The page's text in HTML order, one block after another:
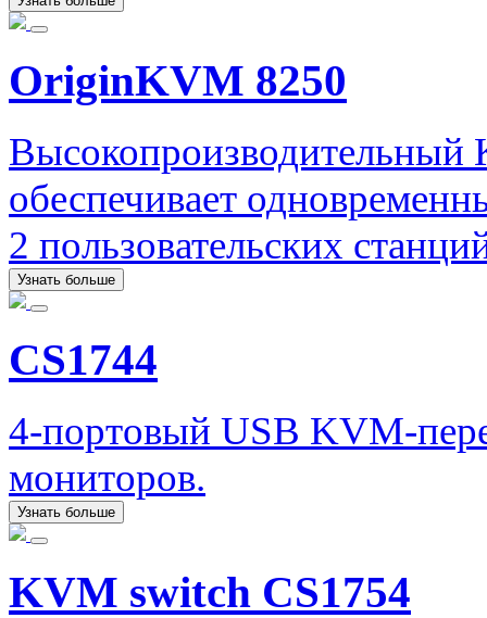
OriginKVM 8250
Высокопроизводительный
обеспечивает
2 пользовательских
Узнать больше
CS1744
4-портовый USB KVM-
мониторов.
Узнать больше
KVM switch CS1754